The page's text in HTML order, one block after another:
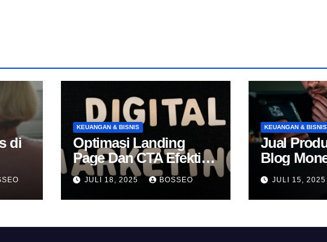
di
KEUANGAN & BISNIS
Optimasi Landing
Page Dan CTA Efektif
Untuk Konversi
JULI 18, 2025 BOSSEO
KEUANGAN & BISNIS
Jual
Blog
JULI 15, 2025